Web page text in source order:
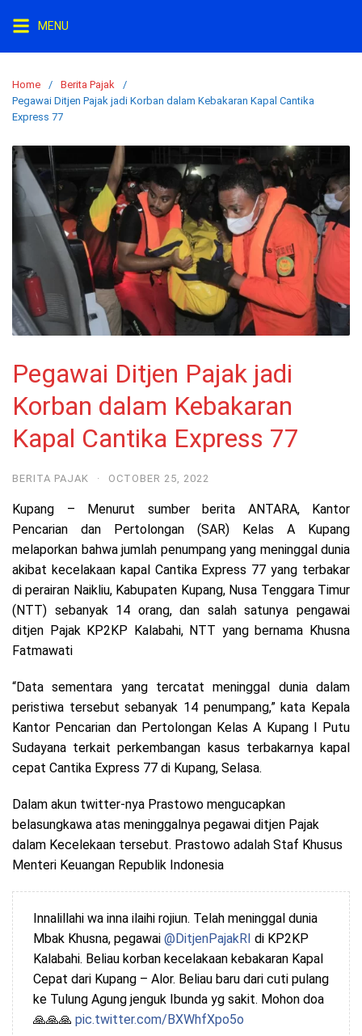
content
MENU
Home
Berita Pajak
Pegawai Ditjen Pajak jadi Korban dalam Kebakaran Kapal Cantika
Express 77
Pegawai Ditjen Pajak jadi
Korban dalam Kebakaran
Kapal Cantika Express 77
BERITA PAJAK · OCTOBER 25, 2022
Kupang – Menurut sumber berita ANTARA, Kantor
Pencarian dan Pertolongan (SAR) Kelas A Kupang
melaporkan bahwa jumlah penumpang yang meninggal dunia
akibat kecelakaan kapal Cantika Express 77 yang terbakar
di perairan Naikliu, Kabupaten Kupang, Nusa Tenggara Timur
(NTT) sebanyak 14 orang, dan salah satunya pengawai
ditjen Pajak KP2KP Kalabahi, NTT yang bernama Khusna
Fatmawati
“Data sementara yang tercatat meninggal dunia dalam
peristiwa tersebut sebanyak 14 penumpang,” kata Kepala
Kantor Pencarian dan Pertolongan Kelas A Kupang I Putu
Sudayana terkait perkembangan kasus terbakarnya kapal
cepat Cantika Express 77 di Kupang, Selasa.
Dalam akun twitter-nya Prastowo mengucapkan
belasungkawa atas meninggalnya pegawai ditjen Pajak
dalam Kecelekaan tersebut. Prastowo adalah Staf Khusus
Menteri Keuangan Republik Indonesia
Innalillahi wa inna ilaihi rojiun. Telah meninggal dunia
Mbak Khusna, pegawai @DitjenPajakRI di KP2KP
Kalabahi. Beliau korban kecelakaan kebakaran Kapal
Cepat dari Kupang – Alor. Beliau baru dari cuti pulang
ke Tulung Agung jenguk Ibunda yg sakit. Mohon doa
🙏🙏🙏 pic.twitter.com/BXWhfXpo5o